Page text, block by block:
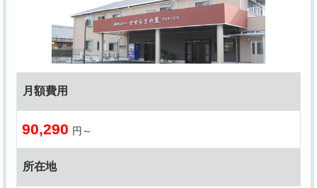
月額費用
90,290 円～
所在地